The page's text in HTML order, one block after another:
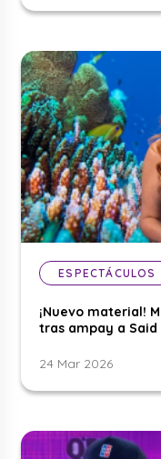
ESPECTÁCULOS
¡Nuevo material!
tras ampay a Said
24 Mar 2026